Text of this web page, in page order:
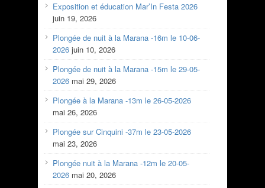
Exposition et éducation Mar’In Festa 2026
juin 19, 2026
Plongée de nuit à la Marana -16m le 10-06-
2026 juin 10, 2026
Plongée de nuit à la Marana -15m le 29-05-
2026 mai 29, 2026
Plongée à la Marana -13m le 26-05-2026
mai 26, 2026
Plongée sur Cinquini -37m le 23-05-2026
mai 23, 2026
Plongée nuit à la Marana -12m le 20-05-
2026 mai 20, 2026